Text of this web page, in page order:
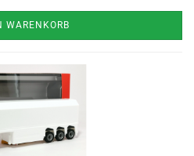
WARENKORB